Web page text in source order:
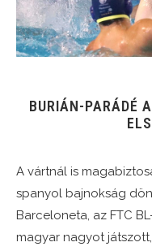
BURIÁN-PARÁDÉ
A vártnál is
spanyol bajnokság
Barceloneta, az FTC
magyar nagyot